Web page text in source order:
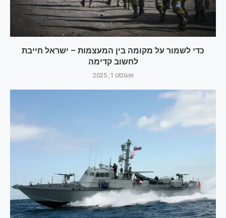
כדי לשמור על מקומה בין המעצמות – ישראל חייבת
לחשוב קדימה
אוגוסט 1, 2025